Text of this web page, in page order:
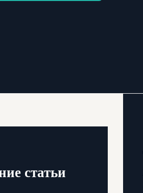
статьи